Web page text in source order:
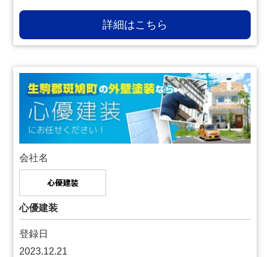
詳細はこちら
会社名
心優建装
登録日
2023.12.21